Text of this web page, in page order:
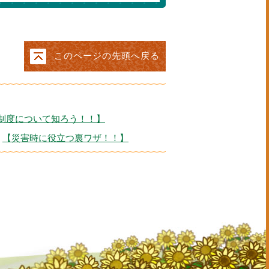
このページの先頭へ戻る
について知ろう！！】
【災害時に役立つ裏ワザ！！】